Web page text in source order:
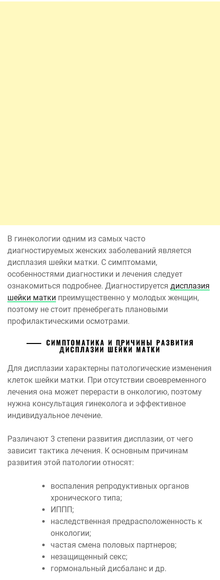
В гинекологии одним из самых часто
диагностируемых женских заболеваний является
дисплазия шейки матки. С симптомами,
особенностями диагностики и лечения следует
ознакомиться подробнее. Диагностируется дисплазия
шейки матки преимущественно у молодых женщин,
поэтому не стоит пренебрегать плановыми
профилактическими осмотрами.
СИМПТОМАТИКА И ПРИЧИНЫ РАЗВИТИЯ
ДИСПЛАЗИИ ШЕЙКИ МАТКИ
Для дисплазии характерны патологические изменения
клеток шейки матки. При отсутствии своевременного
лечения она может перерасти в онкологию, поэтому
нужна консультация гинеколога и эффективное
индивидуальное лечение.
Различают 3 степени развития дисплазии, от чего
зависит тактика лечения. К основным причинам
развития этой патологии относят:
воспаления репродуктивных органов
хронического типа;
ИППП;
наследственная предрасположенность к
онкологии;
частая смена половых партнеров;
незащищенный секс;
гормональный дисбаланс и др.